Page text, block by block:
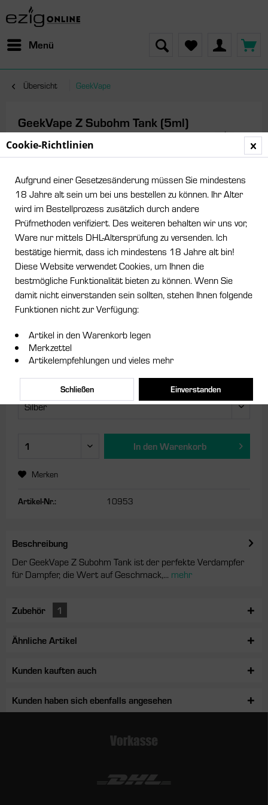
Menü
Übersicht GeekVape
GeekVape Z Subohm Tank (5ml)
28,95 € *
inkl. MwSt.zzgl. Versandkosten
Sofort versandfertig, Lieferzeit ca. 1-3 Werktage
In den Warenkorb
Merken
Artikel-Nr.: 10953
Beschreibung
Der GeekVape Z Subohm Tank ist der perfekte Verdampfer
für Dampfer, die Wert auf Geschmack,... mehr
Zubehör 1
Ähnliche Artikel
Kunden kauften auch
Kunden haben sich ebenfalls angesehen
Cookie-Richtlinien
Aufgrund einer Gesetzesänderung müssen Sie mindestens
18 Jahre alt sein um bei uns bestellen zu können. Ihr Alter
wird im Bestellprozess zusätzlich durch andere
Prüfmethoden verifiziert. Des weiteren behalten wir uns vor,
Ware nur mittels DHL-Altersprüfung zu versenden. Ich
bestätige hiermit, dass ich mindestens 18 Jahre alt bin!
Diese Website verwendet Cookies, um Ihnen die
bestmögliche Funktionalität bieten zu können. Wenn Sie
damit nicht einverstanden sein sollten, stehen Ihnen folgende
Funktionen nicht zur Verfügung:
Artikel in den Warenkorb legen
Merkzettel
Artikelempfehlungen und vieles mehr
Einverstanden
Schließen